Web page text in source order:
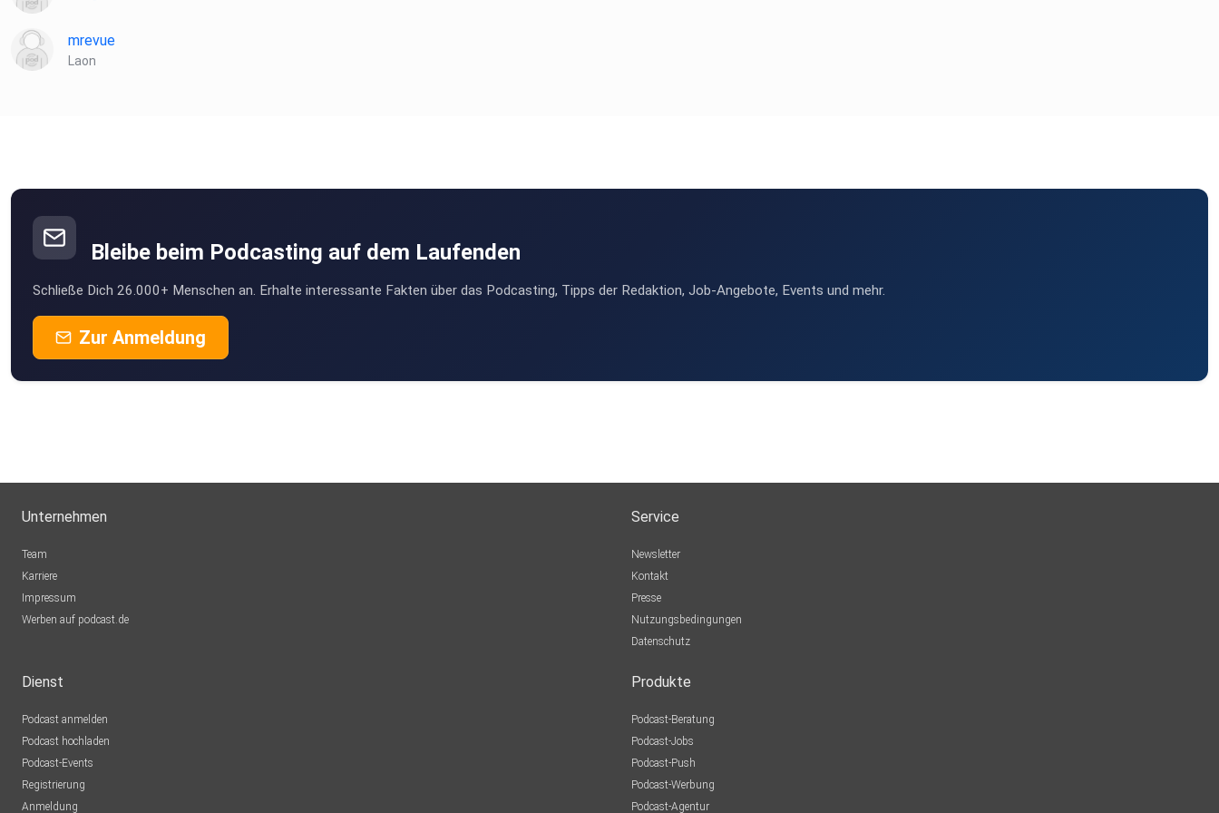
mrevue
Laon
Bleibe beim Podcasting auf dem Laufenden
Schließe Dich 26.000+ Menschen an. Erhalte interessante Fakten über das Podcasting, Tipps der Redaktion, Job-Angebote, Events und mehr.
Zur Anmeldung
Unternehmen
Team
Karriere
Impressum
Werben auf podcast.de
Service
Newsletter
Kontakt
Presse
Nutzungsbedingungen
Datenschutz
Dienst
Podcast anmelden
Podcast hochladen
Podcast-Events
Registrierung
Anmeldung
Produkte
Podcast-Beratung
Podcast-Jobs
Podcast-Push
Podcast-Werbung
Podcast-Agentur